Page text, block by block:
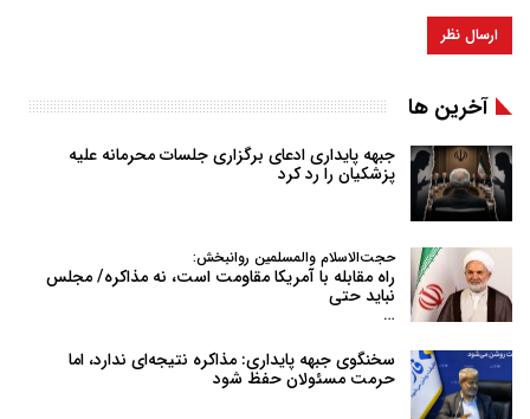
آخرین ها
جبهه پایداری ادعای برگزاری جلسات محرمانه علیه
پزشکیان را رد کرد
حجت‌الاسلام والمسلمین روانبخش:
راه مقابله با آمریکا مقاومت است، نه مذاکره/ مجلس
نباید حتی
…
سخنگوی جبهه پایداری: مذاکره نتیجه‌ای ندارد، اما
حرمت مسئولان حفظ شود